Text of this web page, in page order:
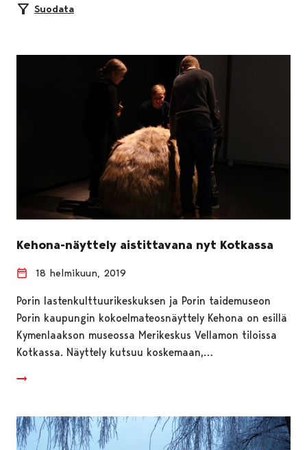
Suodata
Kehona-näyttely aistittavana nyt Kotkassa
18 helmikuun, 2019
Porin lastenkulttuurikeskuksen ja Porin taidemuseon
Porin kaupungin kokoelmateosnäyttely Kehona on esillä
Kymenlaakson museossa Merikeskus Vellamon tiloissa
Kotkassa. Näyttely kutsuu koskemaan,…